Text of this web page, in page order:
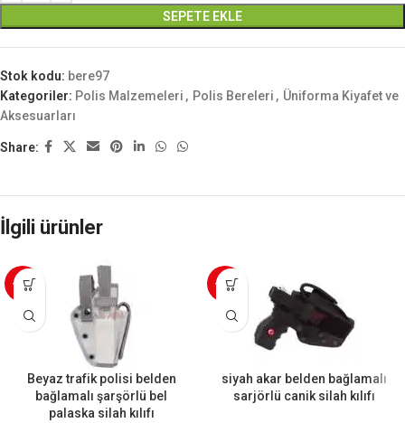
SEPETE EKLE
Stok kodu: bere97
Kategoriler: Polis Malzemeleri , Polis Bereleri , Üniforma Kiyafet ve
Aksesuarları
Share:
İlgili ürünler
-20%
Beyaz trafik polisi belden
bağlamalı şarşörlü bel
palaska silah kılıfı
-20%
siyah akar belden bağlamalı
sarjörlü canik silah kılıfı